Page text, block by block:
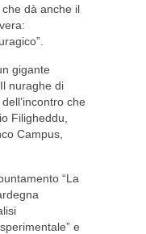
dà anche il
gigante
nuraghe di
che
Filigheddu,
Campus,
“La
e